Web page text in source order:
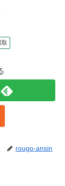
取
rougo-ansin